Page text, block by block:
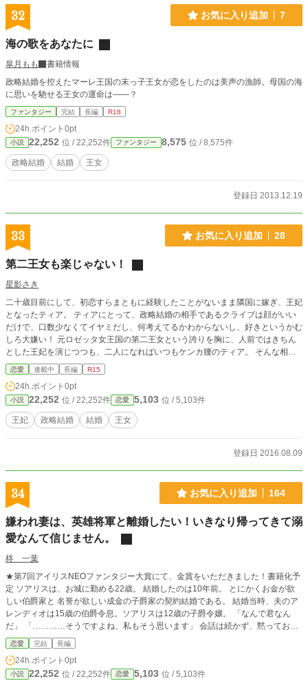
32 お気に入り追加 7
海の歌をあなたに
皐月もも
書籍情報
政略結婚を控えたマーレ王国の末っ子王女が恋をしたのは美声の漁師。母国の海
に思いを馳せる王女の運命は――？
ファンタジー 完結 長編 R18
24h.ポイント 0pt
小説 22,252 位 / 22,252件 ファンタジー 8,575 位 / 8,575件
政略結婚 結婚 王女
登録日 2013.12.19
33 お気に入り追加 28
第二王女も楽じゃない！
星影さき
二十歳目前にして、初恋すらまともに経験したことがないまま隣国に嫁ぎ、王妃
となったティア。 ティアにとって、政略結婚の相手であるクライブは顔がいい
だけで、口数少なくてイヤミだし、何考えてるかわからないし、好きというかむ
しろ大嫌い！ 元ロゼッタ女王国の第二王女という誇りを胸に、人前ではきちん
とした王妃を演じつつも、二人になればいつもケンカ腰のティア。 そんな相性
最悪な二人の間に、波乱と甘い恋の予感が訪れる。 順番は違うけど、結婚から
始まる恋もきっと、悪くない！
恋愛 連載中 長編 R15
24h.ポイント 0pt
小説 22,252 位 / 22,252件 恋愛 5,103 位 / 5,103件
王妃 政略結婚 結婚 王女
登録日 2016.08.09
34 お気に入り追加 164
嫌われ妻は、英雄将軍と離婚したい！いきなり帰ってきて溺
愛なんて信じません。
柊 一葉
★第7回アイリスNEOファンタジー大賞にて、金賞をいただきました！書籍化予
定 ソアリスは、お城に勤める22歳。 結婚したのは10年前。 とにかくお金が欲
しい伯爵家と 名誉が欲しい成金の子爵家の契約結婚である。 結婚当時、夫のア
レンディオは15歳の伯爵令息。ソアリスは12歳の子爵令嬢。 「なんで君なん
だ」 「…………そうですよね、私もそう思います」 会話は続かず、黙ってお茶
を飲むこと数回。互いのこともよく知らぬまま、わずか3か月後にはアレンディ
オは騎士として戦地へ旅立った。 「跡取りだからお金さえ払えば兵役を免除さ
れるのに、そんなに私との結婚がイヤだったの……？」 そして10年間、形式的
な手紙が半年に一回やってくるだけで、相変わらず互いのことは何も知らない。
恋愛 完結 長編
24h.ポイント 0pt
小説 22,252 位 / 22,252件 恋愛 5,103 位 / 5,103件